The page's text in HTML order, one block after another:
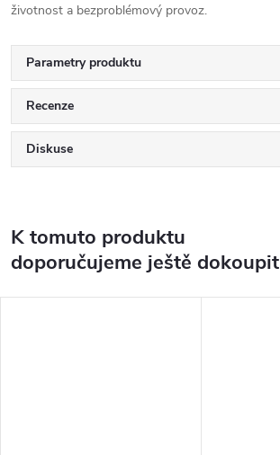
životnost a bezproblémový provoz.
Parametry produktu
Recenze
Diskuse
K tomuto produktu
doporučujeme ještě dokoupit